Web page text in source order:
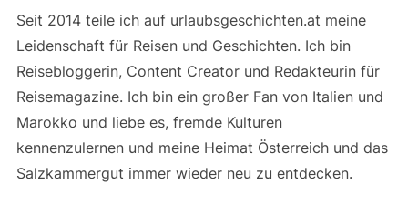
Seit 2014 teile ich auf urlaubsgeschichten.at meine
Leidenschaft für Reisen und Geschichten. Ich bin
Reisebloggerin, Content Creator und Redakteurin für
Reisemagazine. Ich bin ein großer Fan von Italien und
Marokko und liebe es, fremde Kulturen
kennenzulernen und meine Heimat Österreich und das
Salzkammergut immer wieder neu zu entdecken.